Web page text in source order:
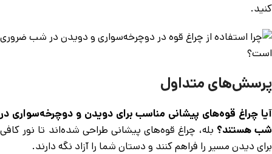
کنید.
پرسش‌های متداول
آیا چراغ قوه‌های پیشانی مناسب برای دویدن و دوچرخه‌سواری در
شب هستند؟ بله، چراغ قوه‌های پیشانی طراحی شده‌اند تا نور کافی
برای دیدن مسیر را فراهم کنند و دستان شما را آزاد نگه دارند.